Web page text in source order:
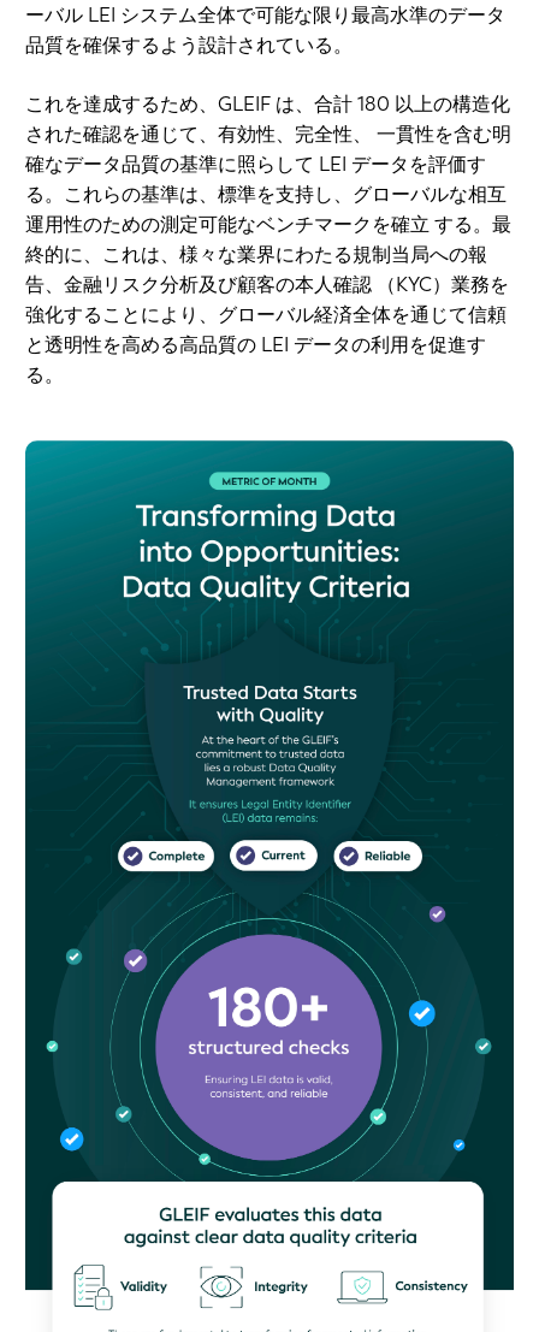
ーバル LEI システム全体で可能な限り最高水準のデータ
品質を確保するよう設計されている。
これを達成するため、GLEIF は、合計 180 以上の構造化
された確認を通じて、有効性、完全性、 一貫性を含む明
確なデータ品質の基準に照らして LEI データを評価す
る。これらの基準は、標準を支持し、グローバルな相互
運用性のための測定可能なベンチマークを確立 する。最
終的に、これは、様々な業界にわたる規制当局への報
告、金融リスク分析及び顧客の本人確認 （KYC）業務を
強化することにより、グローバル経済全体を通じて信頼
と透明性を高める高品質の LEI データの利用を促進す
る。